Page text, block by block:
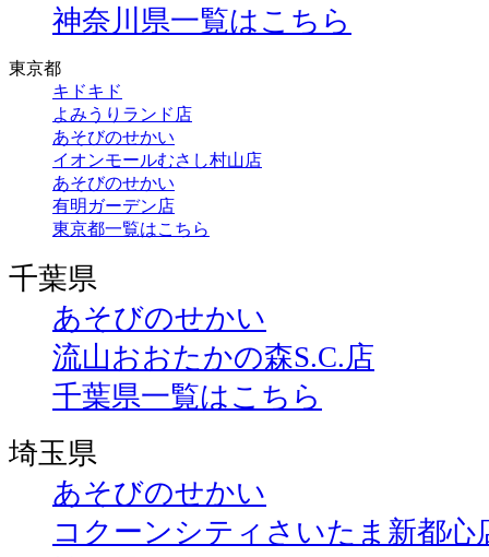
神奈川県一覧はこちら
東京都
キドキド
よみうりランド店
あそびのせかい
イオンモールむさし村山店
あそびのせかい
有明ガーデン店
東京都一覧はこちら
千葉県
あそびのせかい
流山おおたかの森S.C.店
千葉県一覧はこちら
埼玉県
あそびのせかい
コクーンシティさいたま新都心